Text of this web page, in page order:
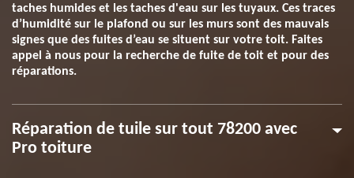
taches humides et les taches d'eau sur les tuyaux. Ces traces
d’humidité sur le plafond ou sur les murs sont des mauvais
signes que des fuites d’eau se situent sur votre toit. Faites
appel à nous pour la recherche de fuite de toit et pour des
réparations.
Réparation de tuile sur tout 78200 avec
Pro toiture